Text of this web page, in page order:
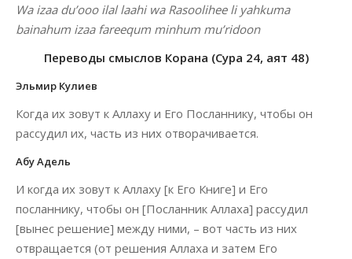
Wa izaa du’ooo ilal laahi wa Rasoolihee li yahkuma
bainahum izaa fareequm minhum mu’ridoon
Переводы смыслов Корана (Сура 24, аят 48)
Эльмир Кулиев
Когда их зовут к Аллаху и Его Посланнику, чтобы он
рассудил их, часть из них отворачивается.
Абу Адель
И когда их зовут к Аллаху [к Его Книге] и Его
посланнику, чтобы он [Посланник Аллаха] рассудил
[вынес решение] между ними, – вот часть из них
отвращается (от решения Аллаха и затем Его